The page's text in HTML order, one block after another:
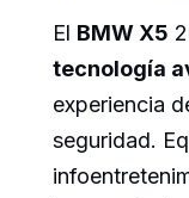
El BMW X5
tecnología
experiencia
seguridad.